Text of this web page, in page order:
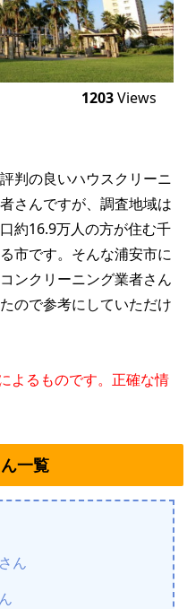
1203 Views
判の良いハウスクリーニ
さんですが、調査地域は
約16.9万人の方が住む千
市です。そんな浦安市に
ンクリーニング業者さん
ので参考にしていただけ
よるものです。正確な情
一覧
ん